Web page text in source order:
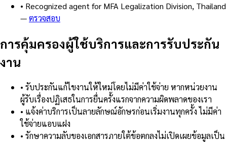
• Recognized agent for MFA Legalization Division, Thailand
—ตรวจสอบ
การคุ้มครองผู้ใช้บริการและการรับประกัน
งาน
• รับประกันแก้ไขงานให้ใหม่โดยไม่มีค่าใช้จ่าย หากหน่วยงาน
ผู้รับเรื่องปฏิเสธในการยื่นครั้งแรกจากความผิดพลาดของเรา
• แจ้งค่าบริการเป็นลายลักษณ์อักษรก่อนเริ่มงานทุกครั้ง ไม่มีค่า
ใช้จ่ายแอบแฝง
• รักษาความลับของเอกสารภายใต้ข้อตกลงไม่เปิดเผยข้อมูลเป็น